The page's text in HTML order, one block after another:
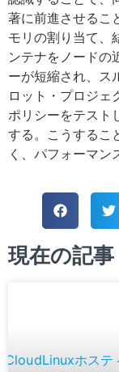
著に前進させるこ
モリの割り当て、
ンテナをノードの
ーが短縮され、ス
ロット・プロジェ
ポリシーをテスト
する。こうするこ
く、パフォーマン
現在の記事